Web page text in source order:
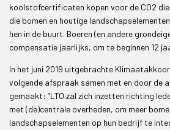
koolstofcertificaten kopen voor de CO2
die bomen en houtige
hen in de buurt. Boeren (en andere
compensatie jaarlijks, om te beginnen 12
In het juni 2019 uitgebrachte
volgende afspraak samen met en door de
gemaakt: “LTO zal zich inzetten richting
met (de)centrale overheden, om meer
landschapselementen op hun bedrijf te